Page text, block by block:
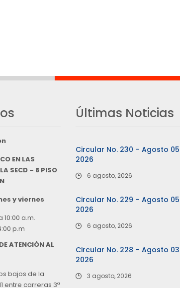
EN LAS
SECD – 8 PISO
y viernes
10:00 a.m.
p.m
ATENCIÓN AL
bajos de la
entre carreras 3ª
Últimas Noticias
Circular No. 230 – Agosto
2026
6 agosto, 2026
Circular No. 229 – Agosto
2026
6 agosto, 2026
Circular No. 228 – Agosto
2026
3 agosto, 2026